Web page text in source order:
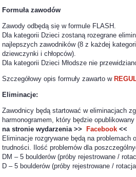
Formuła zawodów
Zawody odbędą się w formule FLASH.
Dla kategorii Dzieci zostaną rozegrane
najlepszych zawodników (8 z każdej
dziewczynki i chłopców).
Dla kategorii Dzieci Młodsze nie
Szczegółowy opis formuły zawarto w
Eliminacje:
Zawodnicy będą startować w eliminacjach
harmonogramem, który będzie opublikowany
na stronie wydarzenia >>Facebook <<
Eliminacje rozgrywane będą na problemach
trudności. Ilość problemów dla
DM – 5 boulderów (próby rejestrowane /
D – 5 boulderów (próby rejestrowane /